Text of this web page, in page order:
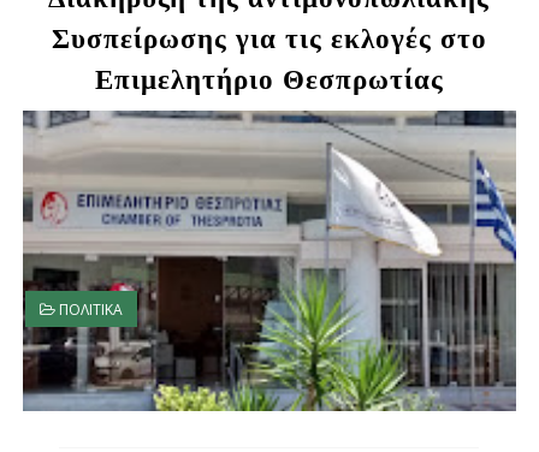
Συσπείρωσης για τις εκλογές στο
Επιμελητήριο Θεσπρωτίας
ΠΟΛΙΤΙΚΑ